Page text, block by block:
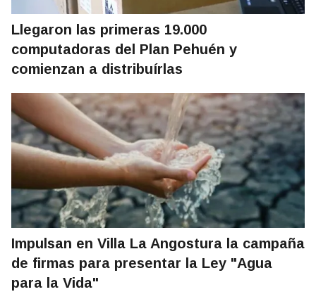
Llegaron las primeras 19.000
computadoras del Plan Pehuén y
comienzan a distribuírlas
Impulsan en Villa La Angostura la campaña
de firmas para presentar la Ley "Agua
para la Vida"